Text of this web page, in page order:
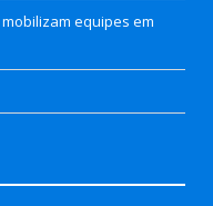
equipes em